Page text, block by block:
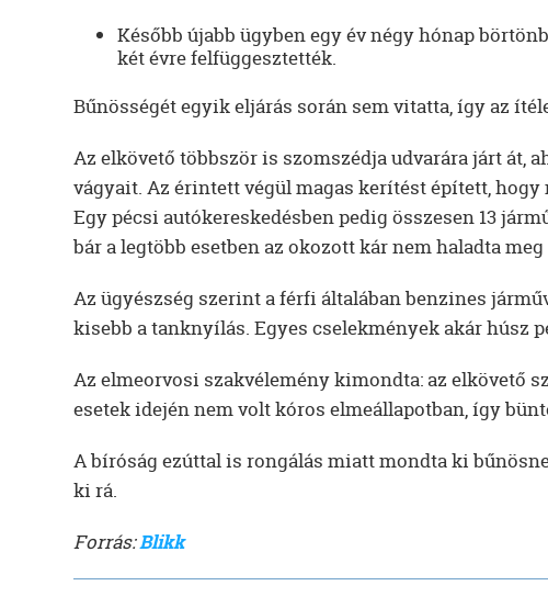
Később újabb ügyben egy év négy hónap
két évre felfüggesztették.
Bűnösségét egyik eljárás során sem vitatta, így az
Az elkövető többször is szomszédja udvarára járt
vágyait. Az érintett végül magas kerítést épített,
Egy pécsi autókereskedésben pedig összesen 13
bár a legtöbb esetben az okozott kár nem haladta
Az ügyészség szerint a férfi általában benzines
kisebb a tanknyílás. Egyes cselekmények akár húsz
Az elmeorvosi szakvélemény kimondta: az elkövető
esetek idején nem volt kóros elmeállapotban, így
A bíróság ezúttal is rongálás miatt mondta ki
ki rá.
Forrás:Blikk